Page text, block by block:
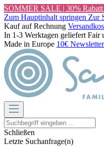
SOMMER SALE | 30%
Zum Hauptinhalt springen Zur
Kauf auf Rechnung
In 1-3 Werktagen geliefert Fair
Made in Europe 10€
Schließen
Letzte Suchanfrage(n)